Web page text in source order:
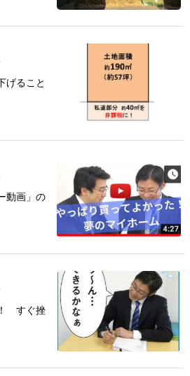
げること
動画」の
すぐ挫